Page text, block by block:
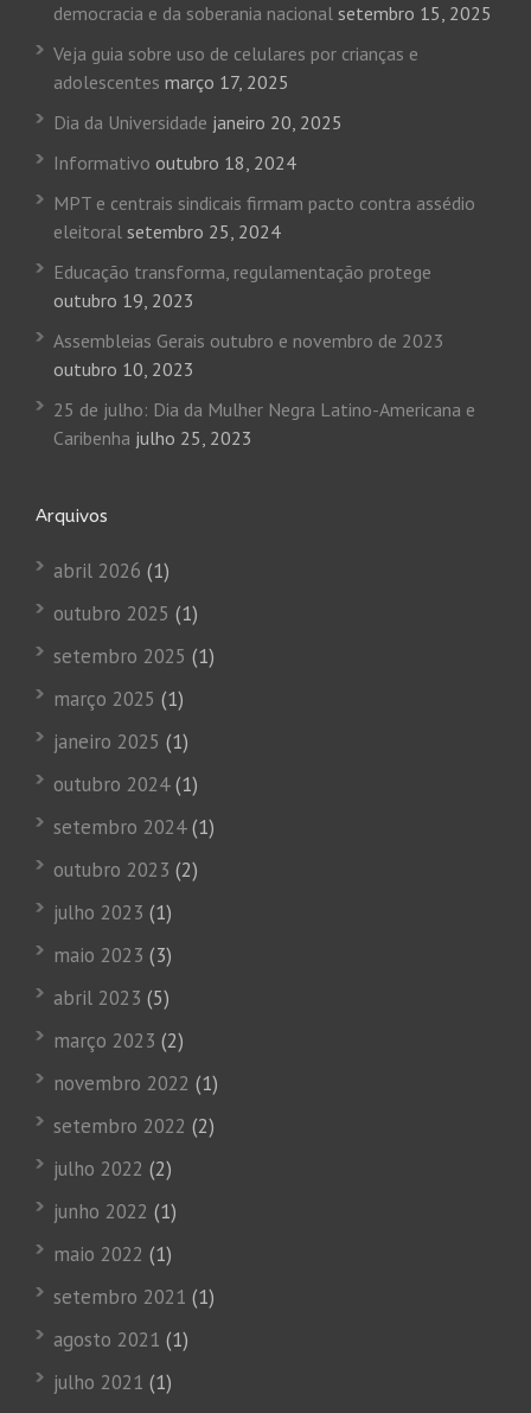
democracia e da soberania nacional setembro 15, 2025
Veja guia sobre uso de celulares por crianças e
adolescentes março 17, 2025
Dia da Universidade janeiro 20, 2025
Informativo outubro 18, 2024
MPT e centrais sindicais firmam pacto contra assédio
eleitoral setembro 25, 2024
Educação transforma, regulamentação protege
outubro 19, 2023
Assembleias Gerais outubro e novembro de 2023
outubro 10, 2023
25 de julho: Dia da Mulher Negra Latino-Americana e
Caribenha julho 25, 2023
Arquivos
abril 2026 (1)
outubro 2025 (1)
setembro 2025 (1)
março 2025 (1)
janeiro 2025 (1)
outubro 2024(1)
setembro 2024(1)
outubro 2023 (2)
julho 2023 (1)
maio 2023 (3)
abril 2023 (5)
março 2023 (2)
novembro 2022 (1)
setembro 2022 (2)
julho 2022 (2)
junho 2022 (1)
maio 2022 (1)
setembro 2021 (1)
agosto 2021 (1)
julho 2021 (1)